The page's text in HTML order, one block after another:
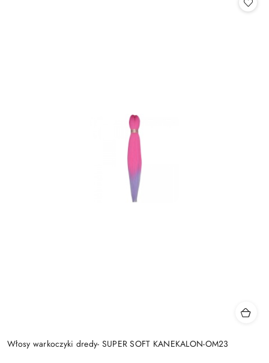
Włosy warkoczyki dredy- SUPER SOFT KANEKALON-OM23